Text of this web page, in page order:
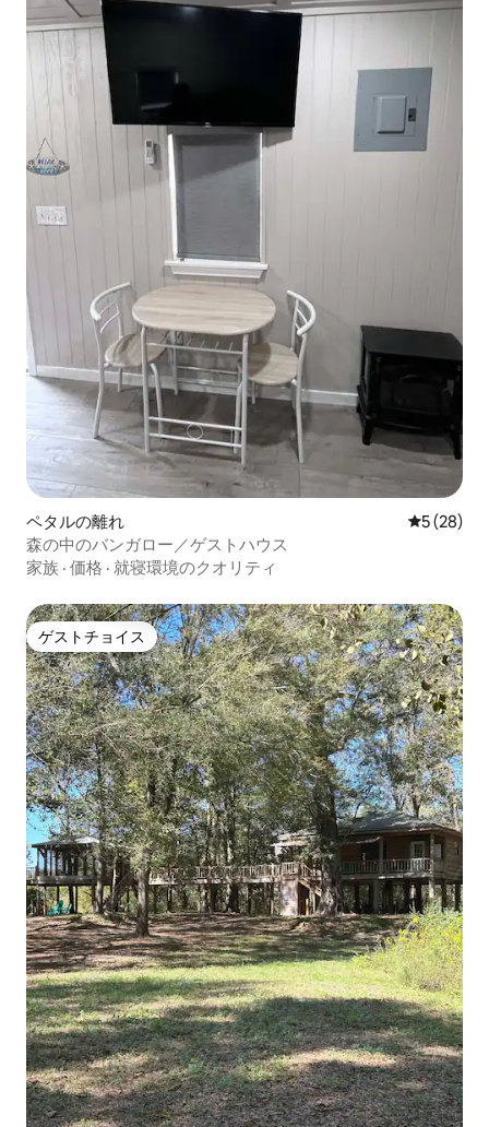
ペタルの離れ レビュー
5 (28)
森の中のバンガロー／ゲストハウス
家族 · 価格 · 就寝環境のクオリティ
ゲストチョイス
ゲストチョイス